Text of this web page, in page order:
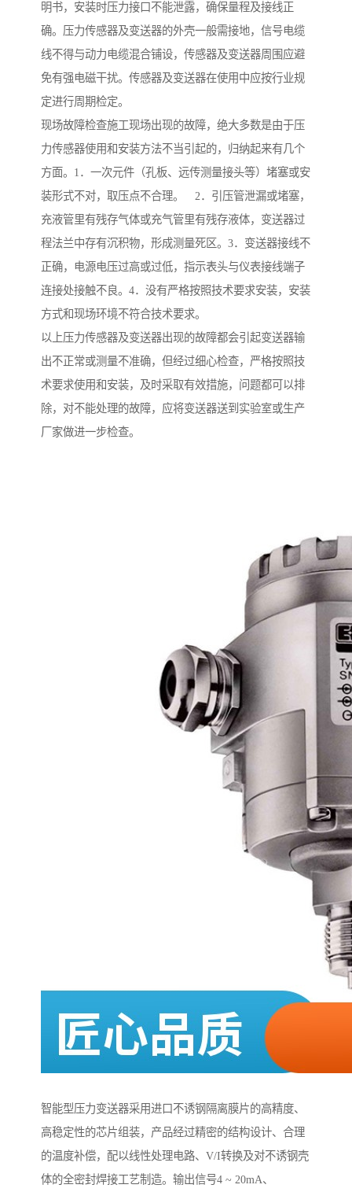
明书，安装时压力接口不能泄露，确保量程及接线正
确。压力传感器及变送器的外壳一般需接地，信号电缆
线不得与动力电缆混合铺设，传感器及变送器周围应避
免有强电磁干扰。传感器及变送器在使用中应按行业规
定进行周期检定。
现场故障检查施工现场出现的故障，绝大多数是由于压
力传感器使用和安装方法不当引起的，归纳起来有几个
方面。1．一次元件（孔板、远传测量接头等）堵塞或安
装形式不对，取压点不合理。 2．引压管泄漏或堵塞，
充液管里有残存气体或充气管里有残存液体，变送器过
程法兰中存有沉积物，形成测量死区。3．变送器接线不
正确，电源电压过高或过低，指示表头与仪表接线端子
连接处接触不良。4．没有严格按照技术要求安装，安装
方式和现场环境不符合技术要求。
以上压力传感器及变送器出现的故障都会引起变送器输
出不正常或测量不准确，但经过细心检查，严格按照技
术要求使用和安装，及时采取有效措施，问题都可以排
除，对不能处理的故障，应将变送器送到实验室或生产
厂家做进一步检查。
智能型压力变送器采用进口不诱钢隔离膜片的高精度、
高稳定性的芯片组装，产品经过精密的结构设计、合理
的温度补偿，配以线性处理电路、V/I转换及对不诱钢壳
体的全密封焊接工艺制造。输出信号4 ~ 20mA、